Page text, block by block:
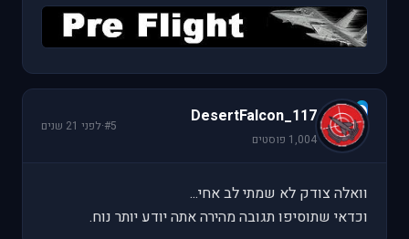
D
DesertFalcon_117
1,004 פוסטים
#5
·לפני 21 שנים
וואלה צודק לא שמתי לב אחי...
וכדאי שתוסיפו תגובה מהירה אתה יודע יותר נוח.